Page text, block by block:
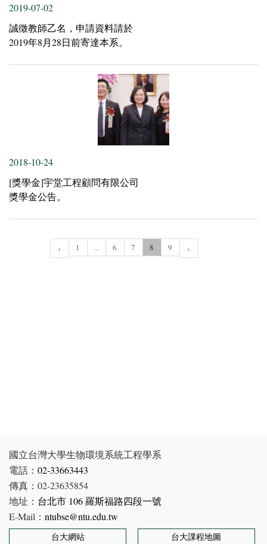
2019-07-02
誠徵教師乙名，申請資料請於
2019年8月28日前寄達本系。
2018-10-24
[獎學金]宇堂工程顧問有限公司
獎學金公告。
‹ 1 ... 6 7 8 9 ›
國立台灣大學生物環境系統工程學系
電話： 02-33663443
傳真：02-23635854
地址： 台北市 106 羅斯福路四段一號
E-Mail： ntubse@ntu.edu.tw
台大網站 台大課程地圖